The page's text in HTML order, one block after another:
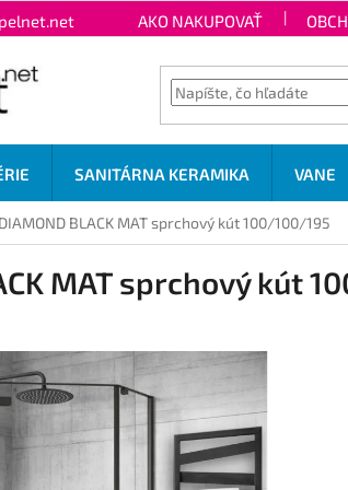
AKO NAKUPOVAŤ
SANITÁRNA KERAMIKA VANE
BLACK MAT sprchový kút 100/100/195
MAT sprchový kút